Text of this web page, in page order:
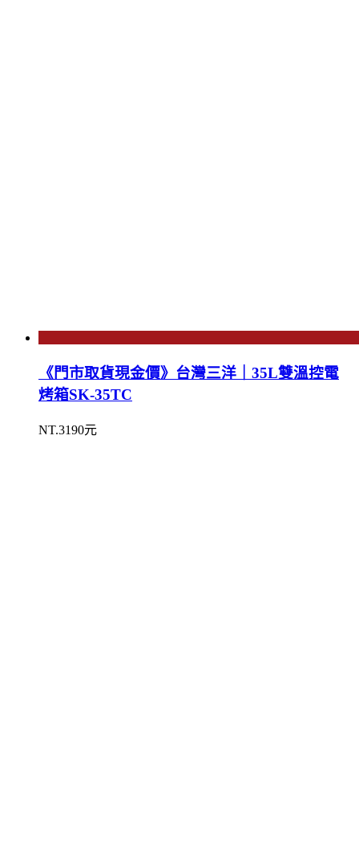
《門市取貨現金價》台灣三洋｜35L雙溫控電
烤箱SK-35TC
NT.3190元